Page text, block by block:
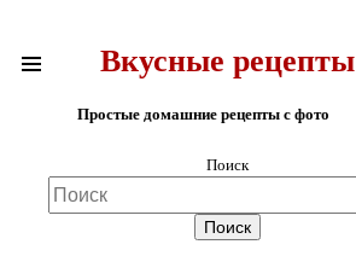
Вкусные рецепты
Простые домашние рецепты с фото
Поиск